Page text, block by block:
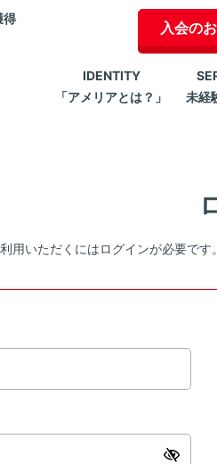
得
入会の
IDENTITY
「アメリアとは？」
未経
用いただくにはログインが必要で